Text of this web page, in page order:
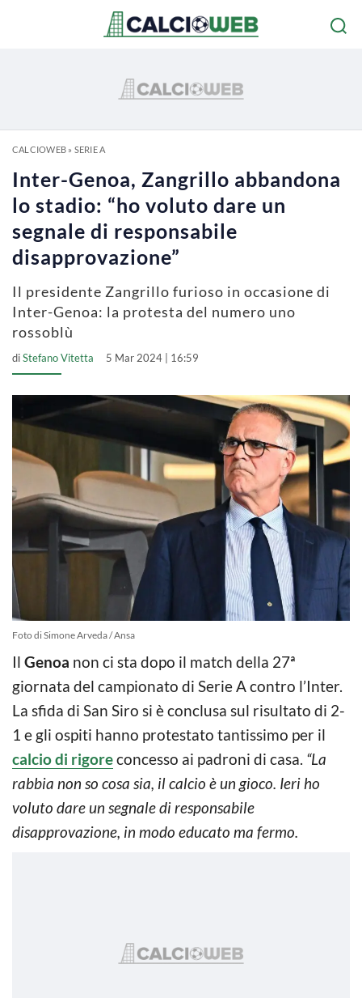
CALCIOWEB» SERIE A
Inter-Genoa, Zangrillo abbandona
lo stadio: “ho voluto dare un
segnale di responsabile
disapprovazione”
Il presidente Zangrillo furioso in occasione di
Inter-Genoa: la protesta del numero uno
rossoblù
diStefano Vitetta 5 Mar 2024 | 16:59
Foto di Simone Arveda / Ansa
Il Genoa non ci sta dopo il match della 27ª
giornata del campionato di Serie A contro l’Inter.
La sfida di San Siro si è conclusa sul risultato di 2-
1 e gli ospiti hanno protestato tantissimo per il
calcio di rigoreconcesso ai padroni di casa. “La
rabbia non so cosa sia, il calcio è un gioco. Ieri ho
voluto dare un segnale di responsabile
disapprovazione, in modo educato ma fermo.